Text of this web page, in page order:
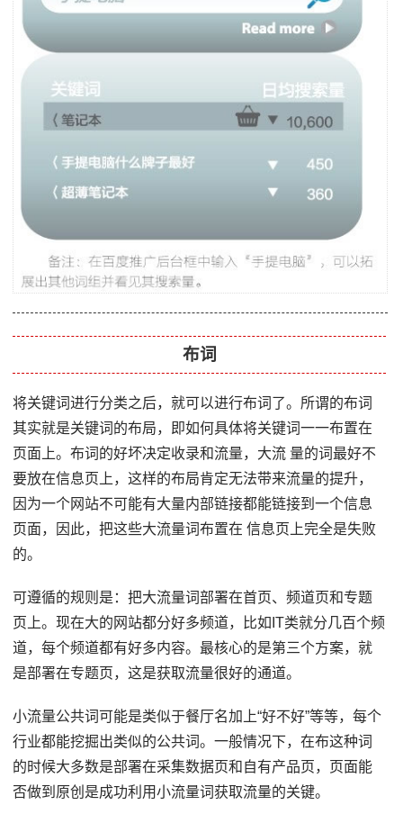
布词
将关键词进行分类之后，就可以进行布词了。所谓的布词
其实就是关键词的布局，即如何具体将关键词一一布置在
页面上。布词的好坏决定收录和流量，大流 量的词最好不
要放在信息页上，这样的布局肯定无法带来流量的提升，
因为一个网站不可能有大量内部链接都能链接到一个信息
页面，因此，把这些大流量词布置在 信息页上完全是失败
的。
可遵循的规则是：把大流量词部署在首页、频道页和专题
页上。现在大的网站都分好多频道，比如IT类就分几百个频
道，每个频道都有好多内容。最核心的是第三个方案，就
是部署在专题页，这是获取流量很好的通道。
小流量公共词可能是类似于餐厅名加上“好不好”等等，每个
行业都能挖掘出类似的公共词。一般情况下，在布这种词
的时候大多数是部署在采集数据页和自有产品页，页面能
否做到原创是成功利用小流量词获取流量的关键。